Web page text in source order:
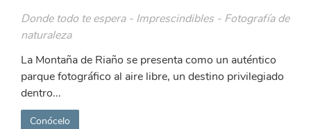
Donde todo te espera - Imprescindibles - Fotografía de
naturaleza
La Montaña de Riaño se presenta como un auténtico
parque fotográfico al aire libre, un destino privilegiado
dentro...
Conócelo